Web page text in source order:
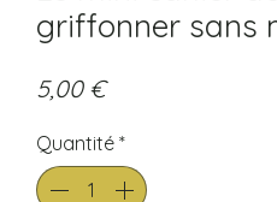
griffonner sans
5,00 €Prix
Quantité *